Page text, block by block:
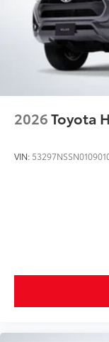
2026Toyota
VIN: